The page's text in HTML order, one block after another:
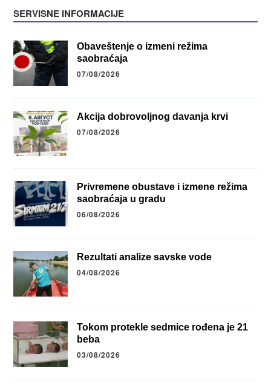
SERVISNE INFORMACIJE
Obaveštenje o izmeni režima
saobraćaja
07/08/2026
Akcija dobrovoljnog davanja krvi
07/08/2026
Privremene obustave i izmene režima
saobraćaja u gradu
06/08/2026
Rezultati analize savske vode
04/08/2026
Tokom protekle sedmice rođena je 21
beba
03/08/2026